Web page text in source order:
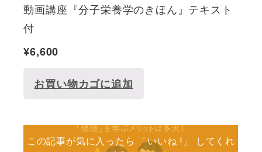
動画講座『分子栄養学のきほん』テキスト
付
¥6,600
お買い物カゴに追加
この記事が気に入ったら 「いいね !」 してくれ